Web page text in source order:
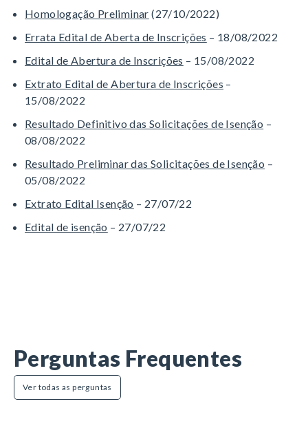
Homologação Preliminar (27/10/2022)
Errata Edital de Aberta de Inscrições – 18/08/2022
Edital de Abertura de Inscrições – 15/08/2022
Extrato Edital de Abertura de Inscrições –
15/08/2022
Resultado Definitivo das Solicitações de Isenção –
08/08/2022
Resultado Preliminar das Solicitações de Isenção –
05/08/2022
Extrato Edital Isenção – 27/07/22
Edital de isenção – 27/07/22
Perguntas Frequentes
Ver todas as perguntas